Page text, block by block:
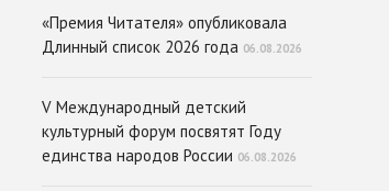
«Премия Читателя» опубликовала
Длинный список 2026 года 06.08.2026
V Международный детский
культурный форум посвятят Году
единства народов России 06.08.2026